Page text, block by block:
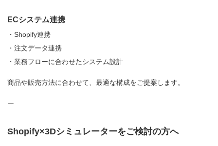
ECシステム連携
・Shopify連携
・注文データ連携
・業務フローに合わせたシステム設計
商品や販売方法に合わせて、最適な構成をご提案します。
ー
Shopify×3Dシミュレーターをご検討の方へ